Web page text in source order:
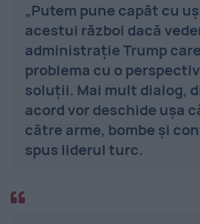
„Putem pune capăt cu
acestui război dacă
administrație Trump
problema cu o
soluții. Mai mult dialog,
acord vor deschide ușa
către arme, bombe și
spus liderul turc.